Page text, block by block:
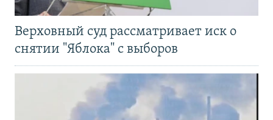
Верховный суд рассматривает иск о
снятии "Яблока" с выборов